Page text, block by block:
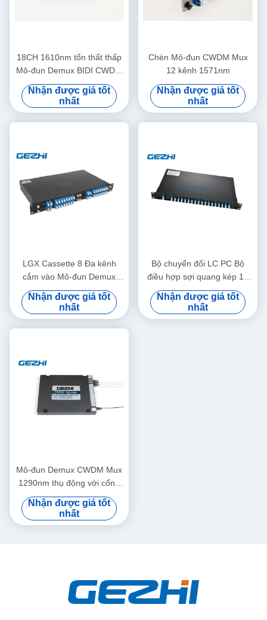
18CH 1610nm tổn thất thấp
Mô-đun Demux BIDI CWDM
Mux
Nhận được giá tốt
nhất
Chèn Mô-đun CWDM Mux
12 kênh 1571nm
Nhận được giá tốt
nhất
LGX Cassette 8 Đa kênh
cắm vào Mô-đun Demux
CWDM Mux
Nhận được giá tốt
nhất
Bộ chuyển đổi LC PC Bộ
điều hợp sợi quang kép 18
kênh CWDM thụ động
Nhận được giá tốt
nhất
Mô-đun Demux CWDM Mux
1290nm thụ động với cổng
nâng cấp
Nhận được giá tốt
nhất